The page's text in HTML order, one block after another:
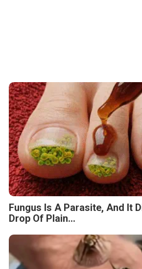
Fungus Is A Parasite, And It
Drop Of Plain...